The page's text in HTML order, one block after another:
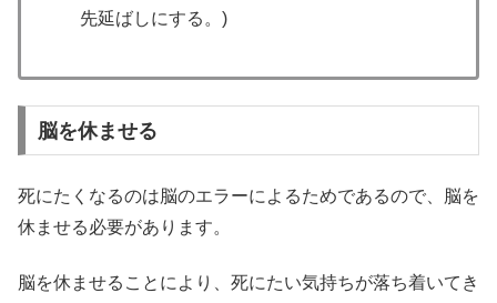
先延ばしにする。)
脳を休ませる
死にたくなるのは脳のエラーによるためであるので、脳を
休ませる必要があります。
脳を休ませることにより、死にたい気持ちが落ち着いてき